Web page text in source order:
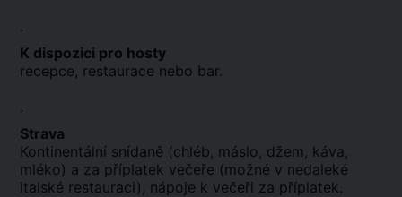
.
K dispozici pro hosty
recepce, restaurace nebo bar.
.
Strava
Kontinentální snídaně (chléb, máslo, džem, káva,
mléko) a za příplatek večeře (možné v nedaleké
italské restauraci), nápoje k večeři za příplatek.